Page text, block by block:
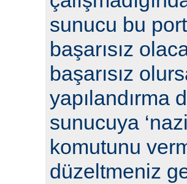
sunucu bu
başarısız
başarısız
yapılandırma
sunucuya
komutunu
düzeltmeniz